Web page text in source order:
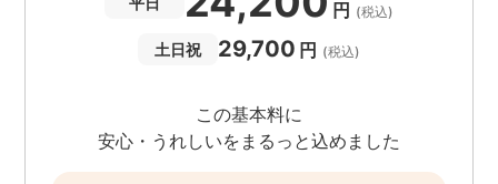
円 (税込)
土日祝 29,700 円 (税込)
この基本料に
安心・うれしいをまるっと込めました